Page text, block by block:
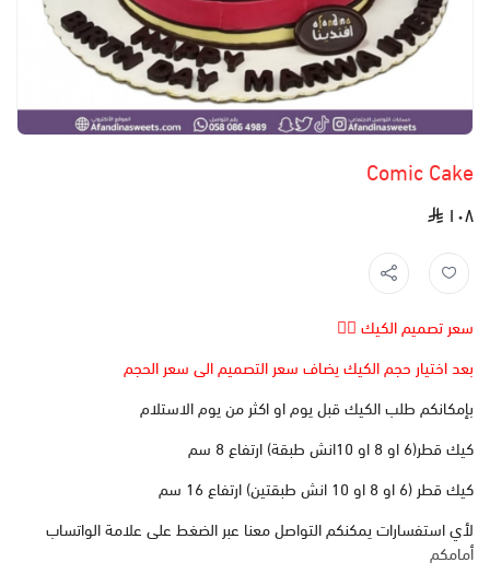
Comic Cake
١٠٨
سعر تصميم الكيك 👆🏻
بعد اختيار حجم الكيك يضاف سعر التصميم الى سعر الحجم
بإمكانكم طلب الكيك قبل يوم او اكثر من يوم الاستلام
كيك قطر(6 او 8 او 10انش طبقة) ارتفاع 8 سم
كيك قطر (6 او 8 او 10 انش طبقتين) ارتفاع 16 سم
لأي استفسارات يمكنكم التواصل معنا عبر الضغط على علامة الواتساب
أمامكم